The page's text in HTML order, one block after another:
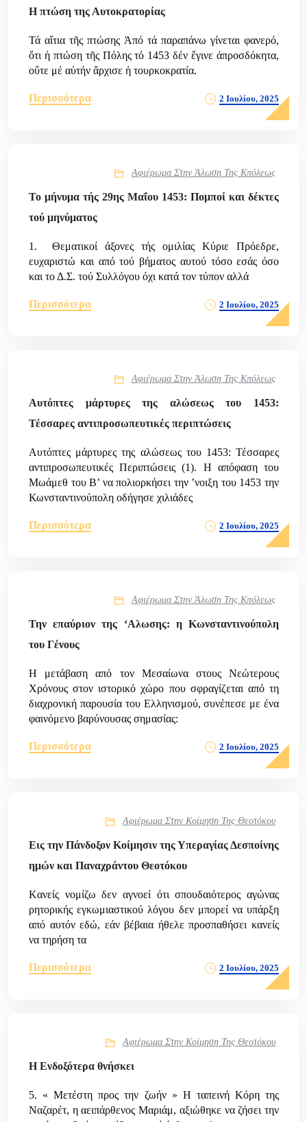
Η πτώση της Αυτοκρατορίας
Τά αἴτια τῆς πτώσης Ἀπό τά παραπάνω γίνεται φανερό,
ὅτι ἡ πτώση τῆς Πόλης τό 1453 δέν ἔγινε ἀπροσδόκητα,
οὔτε μέ αὐτήν ἄρχισε ἡ τουρκοκρατία.
Περισσότερα 2 Ιουλίου, 2025
Αφιέρωμα Στην Άλωση Της Κπόλεως
Το μήνυμα τής 29ης Μαΐου 1453: Πομποί και δέκτες
τού μηνύματος
1. Θεματικοί άξονες τής ομιλίας Κύριε Πρόεδρε,
ευχαριστώ και από τού βήματος αυτού τόσο εσάς όσο
και το Δ.Σ. τού Συλλόγου όχι κατά τον τύπον αλλά
Περισσότερα 2 Ιουλίου, 2025
Αφιέρωμα Στην Άλωση Της Κπόλεως
Αυτόπτες μάρτυρες της αλώσεως του 1453:
Τέσσαρες αντιπροσωπευτικές περιπτώσεις
Αυτόπτες μάρτυρες της αλώσεως του 1453: Τέσσαρες
αντιπροσωπευτικές Περιπτώσεις (1). Η απόφαση του
Μωάμεθ του Β’ να πολιορκήσει την ’νοιξη του 1453 την
Κωνσταντινούπολη οδήγησε χιλιάδες
Περισσότερα 2 Ιουλίου, 2025
Αφιέρωμα Στην Άλωση Της Κπόλεως
Την επαύριον της ‘Aλωσης: η Κωνσταντινούπολη
του Γένους
Η μετάβαση από τον Μεσαίωνα στους Νεώτερους
Χρόνους στον ιστορικό χώρο που σφραγίζεται από τη
διαχρονική παρουσία του Ελληνισμού, συνέπεσε με ένα
φαινόμενο βαρύνουσας σημασίας:
Περισσότερα 2 Ιουλίου, 2025
Αφιέρωμα Στην Κοίμηση Της Θεοτόκου
Εις την Πάνδοξον Κοίμησιν της Υπεραγίας Δεσποίνης
ημών και Παναχράντου Θεοτόκου
Kανείς νομίζω δεν αγνοεί ότι σπουδαιότερος αγώνας
ρητορικής εγκωμιαστικού λόγου δεν μπορεί να υπάρξη
από αυτόν εδώ, εάν βέβαια ήθελε προσπαθήσει κανείς
να τηρήση τα
Περισσότερα 2 Ιουλίου, 2025
Αφιέρωμα Στην Κοίμηση Της Θεοτόκου
Η Ενδοξότερα θνήσκει
5. « Μετέστη προς την ζωήν » H ταπεινή Κόρη της
Ναζαρέτ, η αειπάρθενος Μαριάμ, αξιώθηκε να ζήσει την